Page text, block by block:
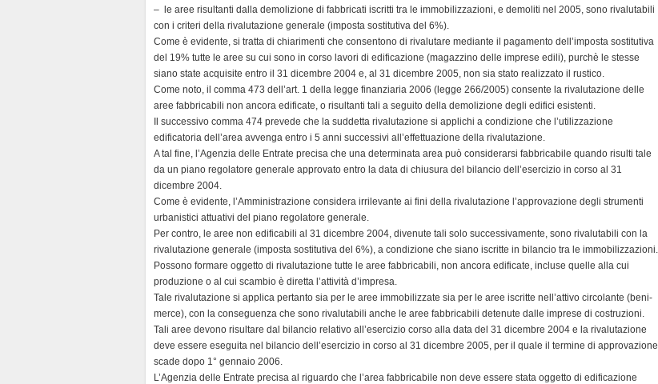
– le aree risultanti dalla demolizione di fabbricati iscritti tra le immobilizzazioni, e demoliti nel 2005, sono rivalutabili
con i criteri della rivalutazione generale (imposta sostitutiva del 6%).
Come è evidente, si tratta di chiarimenti che consentono di rivalutare mediante il pagamento dell’imposta sostitutiva
del 19% tutte le aree su cui sono in corso lavori di edificazione (magazzino delle imprese edili), purchè le stesse
siano state acquisite entro il 31 dicembre 2004 e, al 31 dicembre 2005, non sia stato realizzato il rustico.
Come noto, il comma 473 dell’art. 1 della legge finanziaria 2006 (legge 266/2005) consente la rivalutazione delle
aree fabbricabili non ancora edificate, o risultanti tali a seguito della demolizione degli edifici esistenti.
Il successivo comma 474 prevede che la suddetta rivalutazione si applichi a condizione che l’utilizzazione
edificatoria dell’area avvenga entro i 5 anni successivi all’effettuazione della rivalutazione.
A tal fine, l’Agenzia delle Entrate precisa che una determinata area può considerarsi fabbricabile quando risulti tale
da un piano regolatore generale approvato entro la data di chiusura del bilancio dell’esercizio in corso al 31
dicembre 2004.
Come è evidente, l’Amministrazione considera irrilevante ai fini della rivalutazione l’approvazione degli strumenti
urbanistici attuativi del piano regolatore generale.
Per contro, le aree non edificabili al 31 dicembre 2004, divenute tali solo successivamente, sono rivalutabili con la
rivalutazione generale (imposta sostitutiva del 6%), a condizione che siano iscritte in bilancio tra le immobilizzazioni.
Possono formare oggetto di rivalutazione tutte le aree fabbricabili, non ancora edificate, incluse quelle alla cui
produzione o al cui scambio è diretta l’attività d’impresa.
Tale rivalutazione si applica pertanto sia per le aree immobilizzate sia per le aree iscritte nell’attivo circolante (beni-
merce), con la conseguenza che sono rivalutabili anche le aree fabbricabili detenute dalle imprese di costruzioni.
Tali aree devono risultare dal bilancio relativo all’esercizio corso alla data del 31 dicembre 2004 e la rivalutazione
deve essere eseguita nel bilancio dell’esercizio in corso al 31 dicembre 2005, per il quale il termine di approvazione
scade dopo 1° gennaio 2006.
L’Agenzia delle Entrate precisa al riguardo che l’area fabbricabile non deve essere stata oggetto di edificazione